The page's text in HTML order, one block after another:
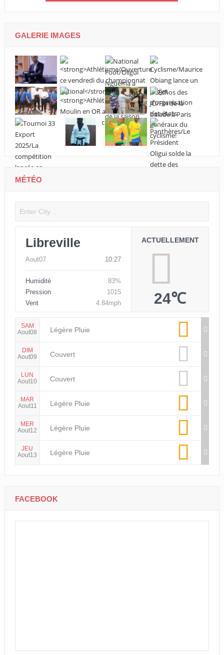
GALERIE IMAGES
MÉTÉO
Libreville
Aout07 10:27
Humidité
83%
Pression
1015
Vent
4.84mph
ACTUELLEMENT
24℃
SAM
Aout08
Légère Pluie
DIM
Aout09
Couvert
LUN
Aout10
Couvert
MAR
Aout11
Légère Pluie
MER
Aout12
Légère Pluie
JEU
Aout13
Légère Pluie
FACEBOOK